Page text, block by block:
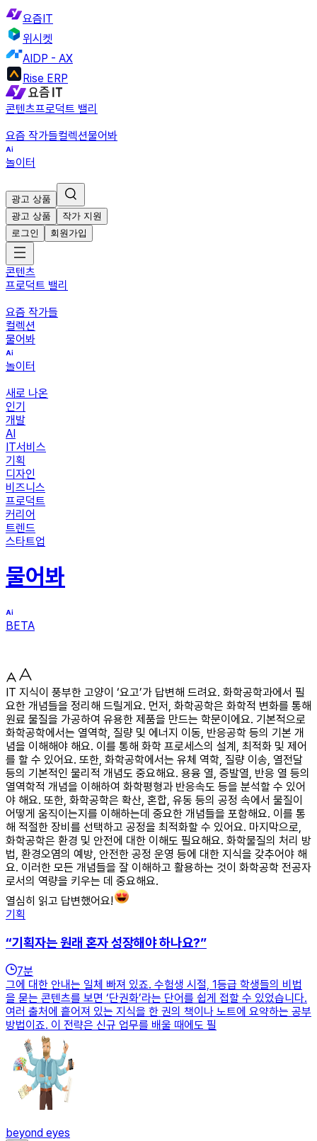
요즘IT
위시켓
AIDP - AX
Rise ERP
콘텐츠프로덕트 밸리
요즘 작가들컬렉션물어봐
놀이터
광고 상품
광고 상품
작가 지원
로그인
회원가입
콘텐츠
프로덕트 밸리
요즘 작가들
컬렉션
물어봐
놀이터
새로 나온
인기
개발
AI
IT서비스
기획
디자인
비즈니스
프로덕트
커리어
트렌드
스타트업
물어봐
BETA
IT 지식이 풍부한 고양이 ‘요고’가 답변해 드려요. 화학공학과에서 필
요한 개념들을 정리해 드릴게요. 먼저, 화학공학은 화학적 변화를 통해
원료 물질을 가공하여 유용한 제품을 만드는 학문이에요. 기본적으로
화학공학에서는 열역학, 질량 및 에너지 이동, 반응공학 등의 기본 개
념을 이해해야 해요. 이를 통해 화학 프로세스의 설계, 최적화 및 제어
를 할 수 있어요. 또한, 화학공학에서는 유체 역학, 질량 이송, 열전달
등의 기본적인 물리적 개념도 중요해요. 용융 열, 증발열, 반응 열 등의
열역학적 개념을 이해하여 화학평형과 반응속도 등을 분석할 수 있어
야 해요. 또한, 화학공학은 확산, 혼합, 유동 등의 공정 속에서 물질이
어떻게 움직이는지를 이해하는데 중요한 개념들을 포함해요. 이를 통
해 적절한 장비를 선택하고 공정을 최적화할 수 있어요. 마지막으로,
화학공학은 환경 및 안전에 대한 이해도 필요해요. 화학물질의 처리 방
법, 환경오염의 예방, 안전한 공정 운영 등에 대한 지식을 갖추어야 해
요. 이러한 모든 개념들을 잘 이해하고 활용하는 것이 화학공학 전공자
로서의 역량을 키우는 데 중요해요.
열심히 읽고 답변했어요!
기획
“기획자는 원래 혼자 성장해야 하나요?”
7분
그에 대한 안내는 일체 빠져 있죠. 수험생 시절, 1등급 학생들의 비법
을 묻는 콘텐츠를 보면 ‘단권화’라는 단어를 쉽게 접할 수 있었습니다.
여러 출처에 흩어져 있는 지식을 한 권의 책이나 노트에 요약하는 공부
방법이죠. 이 전략은 신규 업무를 배울 때에도 필
beyond eyes